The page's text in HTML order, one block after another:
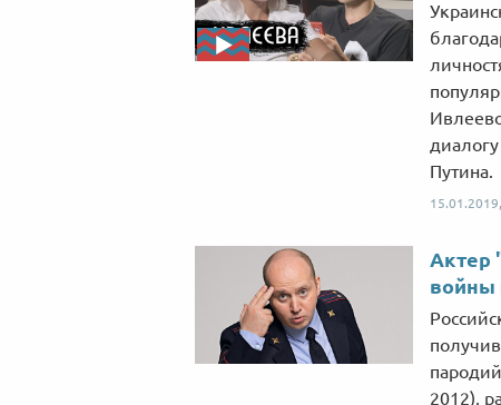
Путина.
15.01.2019,
Актер
войны
2012),